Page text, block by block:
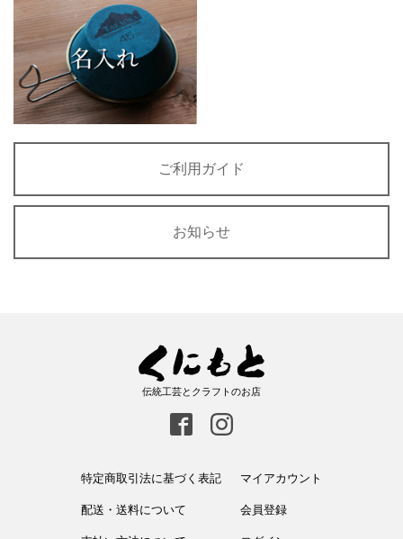
ご利用ガイド
お知らせ
伝統工芸とクラフトのお店
特定商取引法に基づく表記
配送・送料について
マイアカウント
会員登録